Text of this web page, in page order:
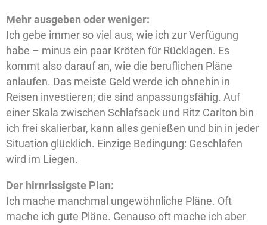
Mehr ausgeben oder weniger:
Ich gebe immer so viel aus, wie ich zur Verfügung
habe – minus ein paar Kröten für Rücklagen. Es
kommt also darauf an, wie die beruflichen Pläne
anlaufen. Das meiste Geld werde ich ohnehin in
Reisen investieren; die sind anpassungsfähig. Auf
einer Skala zwischen Schlafsack und Ritz Carlton bin
ich frei skalierbar, kann alles genießen und bin in jeder
Situation glücklich. Einzige Bedingung: Geschlafen
wird im Liegen.
Der hirnrissigste Plan:
Ich mache manchmal ungewöhnliche Pläne. Oft
mache ich gute Pläne. Genauso oft mache ich aber